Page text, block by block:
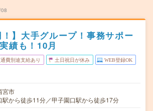
！】大手グループ！事務サポー
績も！10月
費別途支給あり 土日祝日が休み WEB登録OK
宮市
駅から徒歩11分／甲子園口駅から徒歩17分